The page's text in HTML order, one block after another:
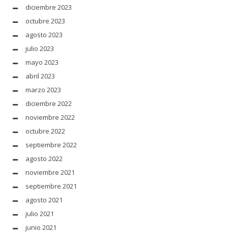
diciembre 2023
octubre 2023
agosto 2023
julio 2023
mayo 2023
abril 2023
marzo 2023
diciembre 2022
noviembre 2022
octubre 2022
septiembre 2022
agosto 2022
noviembre 2021
septiembre 2021
agosto 2021
julio 2021
junio 2021